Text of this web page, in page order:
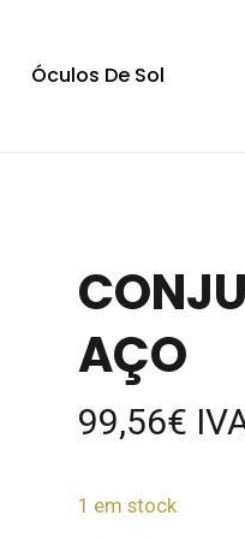
Óculos De Sol
Cart
AÇO
99,56€
1 em stock